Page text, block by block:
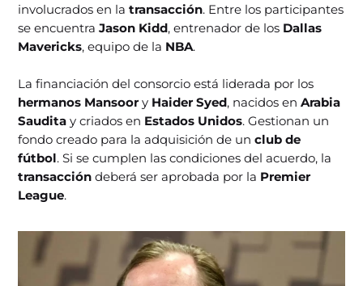
involucrados en latransacción. Entre los participantes
se encuentraJason Kidd, entrenador de los Dallas
Mavericks, equipo de la NBA.
La financiación del consorcio está liderada por los
hermanos Mansoory Haider Syed, nacidos enArabia
Sauditay criados en Estados Unidos. Gestionan un
fondo creado para la adquisición de unclub de
fútbol. Si se cumplen las condiciones del acuerdo, la
transaccióndeberá ser aprobada por la Premier
League.